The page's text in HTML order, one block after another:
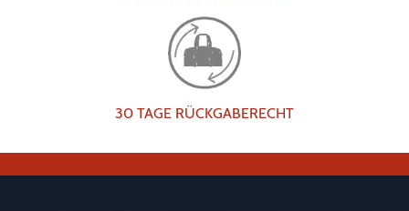
30 TAGE RÜCKGABERECHT